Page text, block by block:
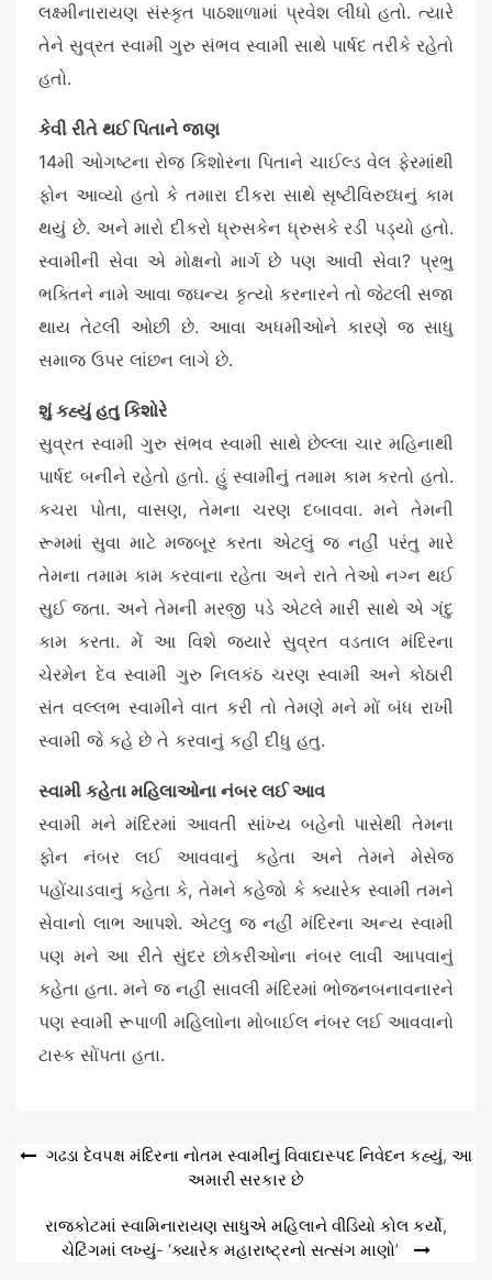
લક્ષ્મીનારાયણ સંસ્કૃત પાઠશાળામાં પ્રવેશ લીધો હતો. ત્યારે
તેને સુવ્રત સ્વામી ગુરુ સંભવ સ્વામી સાથે પાર્ષદ તરીકે રહેતો
હતો.
કેવી રીતે થઈ પિતાને જાણ
14મી ઓગષ્ટના રોજ કિશોરના પિતાને ચાઈલ્ડ વેલ ફેરમાંથી
ફોન આવ્યો હતો કે તમારા દીકરા સાથે સૃષ્ટીવિરુધ્ધનું કામ
થયું છે. અને મારો દીકરો ધ્રુસકેન ધ્રુસકે રડી પડ્યો હતો.
સ્વામીની સેવા એ મોક્ષનો માર્ગ છે પણ આવી સેવા? પ્રભુ
ભક્તિને નામે આવા જઘન્ય કૃત્યો કરનારને તો જેટલી સજા
થાય તેટલી ઓછી છે. આવા અધમીઓને કારણે જ સાધુ
સમાજ ઉપર લાંછન લાગે છે.
શું કહ્યું હતુ કિશોરે
સુવ્રત સ્વામી ગુરુ સંભવ સ્વામી સાથે છેલ્લા ચાર મહિનાથી
પાર્ષદ બનીને રહેતો હતો. હું સ્વામીનું તમામ કામ કરતો હતો.
કચરા પોતા, વાસણ, તેમના ચરણ દબાવવા. મને તેમની
રૂમમાં સુવા માટે મજબૂર કરતા એટલું જ નહીં પરંતુ મારે
તેમના તમામ કામ કરવાના રહેતા અને રાતે તેઓ નગ્ન થઈ
સુઈ જતા. અને તેમની મરજી પડે એટલે મારી સાથે એ ગંદુ
કામ કરતા. મેં આ વિશે જ્યારે સુવ્રત વડતાલ મંદિરના
ચેરમેન દેવ સ્વામી ગુરુ નિલકંઠ ચરણ સ્વામી અને કોઠારી
સંત વલ્લભ સ્વામીને વાત કરી તો તેમણે મને મોં બંધ રાખી
સ્વામી જે કહે છે તે કરવાનું કહી દીધુ હતુ.
સ્વામી કહેતા મહિલાઓના નંબર લઈ આવ
સ્વામી મને મંદિરમાં આવતી સાંખ્ય બહેનો પાસેથી તેમના
ફોન નંબર લઈ આવવાનું કહેતા અને તેમને મેસેજ
પહોંચાડવાનું કહેતા કે, તેમને કહેજો કે ક્યારેક સ્વામી તમને
સેવાનો લાભ આપશે. એટલુ જ નહીં મંદિરના અન્ય સ્વામી
પણ મને આ રીતે સુંદર છોકરીઓના નંબર લાવી આપવાનું
કહેતા હતા. મને જ નહીં સાવલી મંદિરમાં ભોજનબનાવનારને
પણ સ્વામી રૂપાળી મહિલાોના મોબાઈલ નંબર લઈ આવવાનો
ટાસ્ક સોંપતા હતા.
Postગઢડા દેવપક્ષ મંદિરના નોતમ સ્વામીનું વિવાદાસ્પદ નિવેદન કહ્યું, આ
અમારી સરકાર છે
રાજકોટમાં સ્વામિનારાયણ સાધુએ મહિલાને વીડિયો કોલ કર્યો,
ચેટિંગમાં લખ્યું- ‘ક્યારેક મહારાષ્ટ્રનો સત્સંગ માણો’